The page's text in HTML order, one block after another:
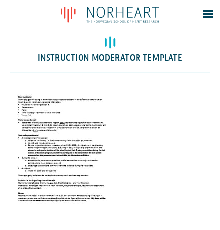
Latest news
Events
Contacts
INSTRUCTION MODERATOR TEMPLATE